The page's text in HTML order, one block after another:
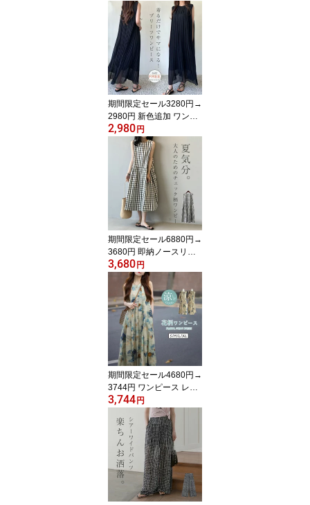
分袖 ワイドパンツ ロン
グ丈 綿麻 春 夏 秋 ゆった
り コットン リネン 体型
カバー 女性 お呼ばれ 可
愛い 大きいサイズ おし
ゃれ ゆるっと カジュア
ル ナチュラル ゆったり
シンプル 上品
期間限定セール3280円→
2980円 新色追加 ワンピ
ース 春 夏 レディース ワ
ンピース ノースリーブ
ロング丈 プリーツ ワン
ピース 大きいサイズ 夏
無袖 シフォン ワンピー
ス 体型カバー 着痩せ き
れいめ シンプル カジュ
アル リゾート カジュア
ル 旅行 海
2,980 円
期間限定セール6880円→
3680円 即納ノースリー
ブワンピース レディース
夏 春 チェック柄 Aライ
ン マキシ ロング丈 Aラ
イン ロングワンピース
タンクワンピ ゆったり
体型カバー 重ね着 大人
カジュアル シンプル 夏
休み 日常 デート 海 リゾ
ート 女性らしい
3,680 円
期間限定セール4680円→
3744円 ワンピース レデ
ィース 花柄 長袖 プリン
ト ノースリーブ ワンピ
ース Aライン ロング丈
きれいめ 大きいサイズ
春 秋 ワンピース ロング
プリーツ お洒落 ワンピ
ース きれいめ 体型カバ
ー 着痩せ シンプル カジ
ュアル 薄手 旅行 リゾー
3,744 円